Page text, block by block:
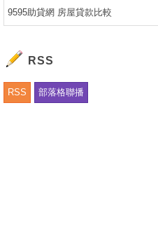
9595助貸網 房屋貸款比較
RSS
RSS 部落格聯播